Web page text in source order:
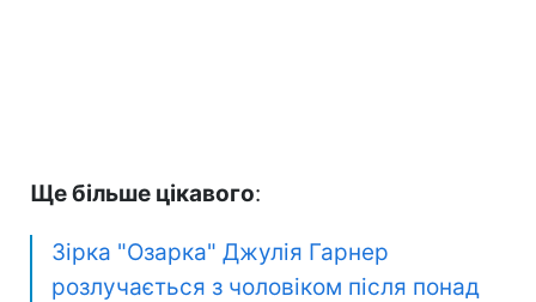
Ще більше цікавого:
Зірка "Озарка" Джулія Гарнер
розлучається з чоловіком після понад